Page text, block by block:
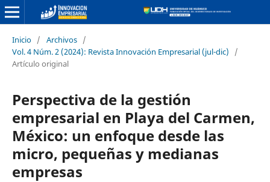
Inicio / Archivos /
Vol. 4 Núm. 2 (2024): Revista Innovación Empresarial (jul-dic)
/
Artículo original
Perspectiva de la gestión
empresarial en Playa del Carmen,
México: un enfoque desde las
micro, pequeñas y medianas
empresas